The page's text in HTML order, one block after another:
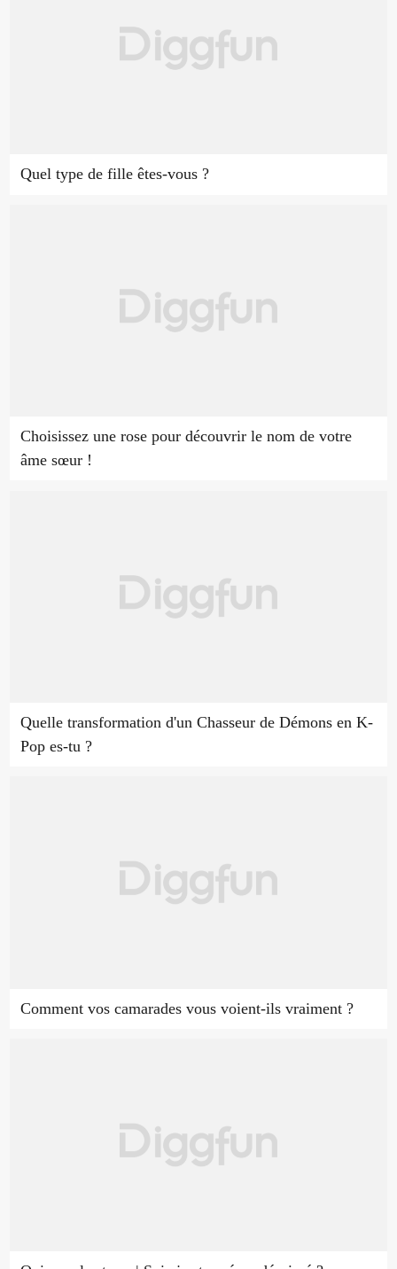
Quel type de fille êtes-vous ?
Choisissez une rose pour découvrir le nom de votre
âme sœur !
Quelle transformation d'un Chasseur de Démons en K-
Pop es-tu ?
Comment vos camarades vous voient-ils vraiment ?